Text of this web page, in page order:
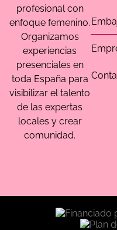
profesional con
enfoque femenino.
Organizamos
experiencias
presenciales en
toda España para
visibilizar el talento
de las expertas
locales y crear
comunidad.